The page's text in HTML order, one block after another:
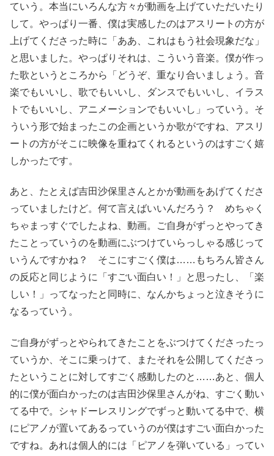
ていう。本当にいろんな方々が動画を上げていただいたり
して。やっぱり一番、僕は実感したのはアスリートの方が
上げてくださった時に「ああ、これはもう社会現象だな」
と思いました。やっぱりそれは、こういう音楽。僕が作っ
た歌というところから「どうぞ、重なり合いましょう。音
楽でもいいし、歌でもいいし、ダンスでもいいし、イラス
トでもいいし、アニメーションでもいいし」っていう。そ
ういう形で始まったこの企画というか歌がですね、アスリ
ートの方がそこに映像を重ねてくれるというのはすごく嬉
しかったです。
あと、たとえば吉田沙保里さんとかが動画をあげてくださ
っていましたけど。何て言えばいいんだろう？ めちゃく
ちゃまっすぐでしたよね、動画。ご自身がずっとやってき
たことっていうのを動画にぶつけていらっしゃる感じって
いうんですかね？ そこにすごく僕は……もちろん皆さん
の反応と同じように「すごい面白い！」と思ったし、「楽
しい！」ってなったと同時に、なんかちょっと泣きそうに
なるっていう。
ご自身がずっとやられてきたことをぶつけてくださったっ
ていうか、そこに乗っけて、またそれを公開してくださっ
たということに対してすごく感動したのと……あと、個人
的に僕が面白かったのは吉田沙保里さんがね、すごく動い
てる中で。シャドーレスリングでずっと動いてる中で、横
にピアノが置いてあるっていうのが僕はすごい面白かった
ですね。あれは個人的には「ピアノを弾いている」ってい